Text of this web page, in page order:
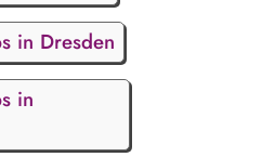
in Dresden
in